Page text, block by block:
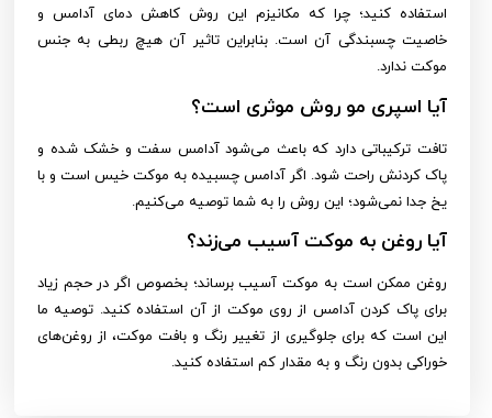
استفاده کنید؛ چرا که مکانیزم این روش کاهش دمای آدامس و
خاصیت چسبندگی آن است. بنابراین تاثیر آن هیچ ربطی به جنس
موکت ندارد.
آیا اسپری مو روش موثری است؟
تافت ترکیباتی دارد که باعث می‌شود آدامس سفت و خشک شده و
پاک کردنش راحت شود. اگر آدامس چسبیده به موکت خیس است و با
یخ جدا نمی‌شود؛ این روش را به شما توصیه می‌کنیم.
آیا روغن به موکت آسیب می‌زند؟
روغن ممکن است به موکت آسیب برساند؛ بخصوص اگر در حجم زیاد
برای پاک کردن آدامس از روی موکت از آن استفاده کنید. توصیه ما
این است که برای جلوگیری از تغییر رنگ و بافت موکت، از روغن‌های
خوراکی بدون رنگ و به مقدار کم استفاده کنید.